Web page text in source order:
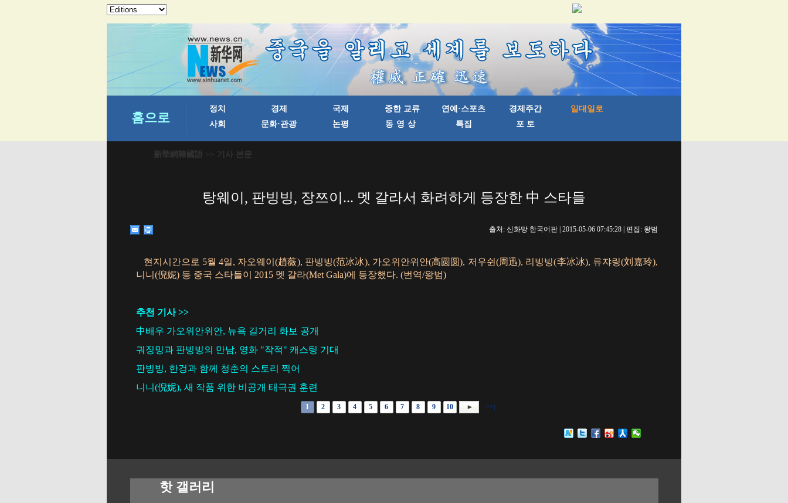
新華網韓國語 >> 기사 본문
탕웨이, 판빙빙, 장쯔이... 멧 갈라서 화려하게 등장한 中 스타들
출처: 신화망 한국어판 | 2015-05-06 07:45:28 | 편집: 왕범
현지시간으로 5월 4일, 자오웨이(趙薇), 판빙빙(范冰冰), 가오위안위안(高圆圆), 저우쉰(周迅), 리빙빙(李冰冰), 류쟈링(刘嘉玲),
니니(倪妮) 등 중국 스타들이 2015 멧 갈라(Met Gala)에 등장했다. (번역/왕범)
추천 기사 >>
中배우 가오위안위안, 뉴욕 길거리 화보 공개
궈징밍과 판빙빙의 만남, 영화 "작적" 캐스팅 기대
판빙빙, 한겅과 함께 청춘의 스토리 찍어
니니(倪妮), 새 작품 위한 비공개 태극권 훈련
1 2 3 4 5 6 7 8 9 10 >>|
핫 갤러리